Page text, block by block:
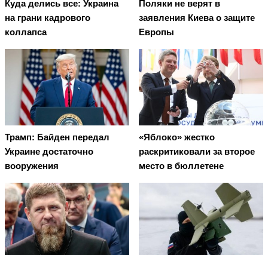
Куда делись все: Украина
на грани кадрового
коллапса
Поляки не верят в
заявления Киева о защите
Европы
Трамп: Байден передал
Украине достаточно
вооружения
«Яблоко» жестко
раскритиковали за второе
место в бюллетене